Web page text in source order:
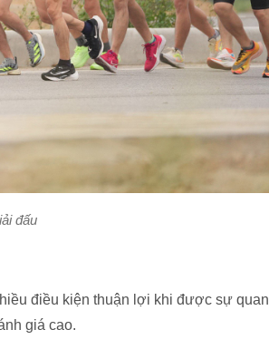
đấu
điều kiện thuận lợi khi được sự quan
giá cao.